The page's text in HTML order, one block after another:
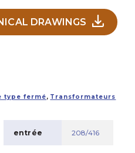
DRAWINGS
type fermé, Transformateurs
entrée 208/416